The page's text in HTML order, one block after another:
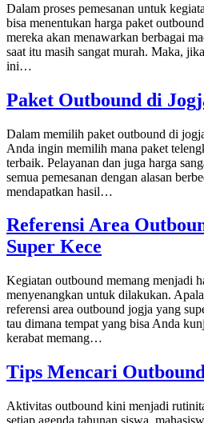
Dalam proses pemesanan untuk
bisa menentukan harga paket
mereka akan menawarkan berbagai
saat itu masih sangat murah. Maka,
ini…
Paket Outbound di
Dalam memilih paket outbound di
Anda ingin memilih mana paket
terbaik. Pelayanan dan juga harga
semua pemesanan dengan alasan
mendapatkan hasil…
Referensi Area
Super Kece
Kegiatan outbound memang menjadi
menyenangkan untuk dilakukan.
referensi area outbound jogja yang
tau dimana tempat yang bisa Anda
kerabat memang…
Tips Mencari
Aktivitas outbound kini menjadi